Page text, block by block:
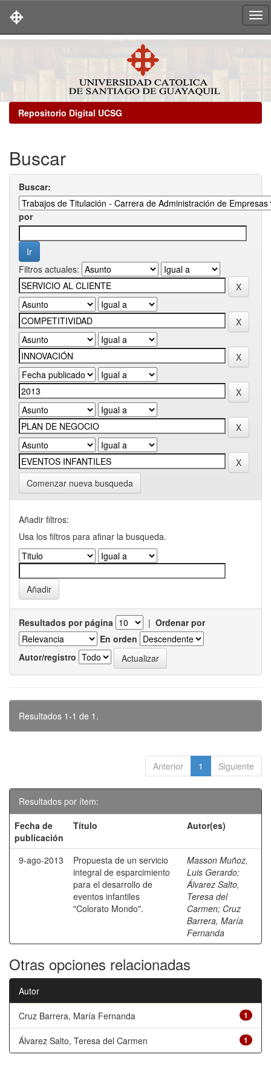
Repositorio Digital UCSG
Buscar
Buscar:
por
Filtros actuales:
Comenzar nueva busqueda
Añadir filtros:
Usa los filtros para afinar la busqueda.
Resultados por página | Ordenar por
En orden
Autor/registro
Resultados 1-1 de 1.
Anterior 1 Siguiente
Resultados por ítem:
Fecha de
publicación
Título Autor(es)
9-ago-2013
Propuesta de un servicio
integral de esparcimiento
para el desarrollo de
eventos infantiles
"Colorato Mondo".
Masson Muñoz,
Luis Gerardo;
Álvarez Salto,
Teresa del
Carmen; Cruz
Barrera, María
Fernanda
Otras opciones relacionadas
Autor
1
Cruz Barrera, María Fernanda
1
Álvarez Salto, Teresa del Carmen